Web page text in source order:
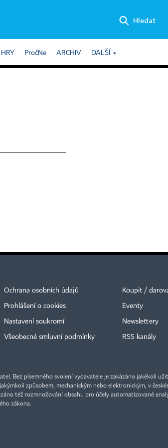
Hledat
HRY PročNe ARCHIV DALŠÍ
Ochrana osobních údajů
Prohlášení o cookies
Nastavení soukromí
Všeobecné smluvní podmínky
Koupit /
Eventy
Newslettery
RSS kanály
Bez písemného svolení vydavatele je zakázáno jakékoli
způsobem, mechanickým nebo elektronickým, v
též rozmnožování obsahu pro účely automatizované
zákona.